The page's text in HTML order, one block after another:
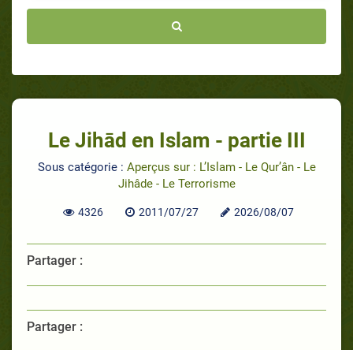
Le Jihād en Islam - partie III
Sous catégorie : Aperçus sur : L’Islam - Le Qur’ân - Le
Jihâde - Le Terrorisme
4326 2011/07/27 2026/08/07
Partager :
Partager :